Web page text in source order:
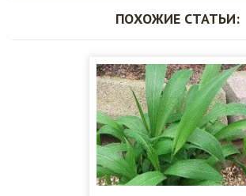
ПОХОЖИЕ СТАТЬИ: